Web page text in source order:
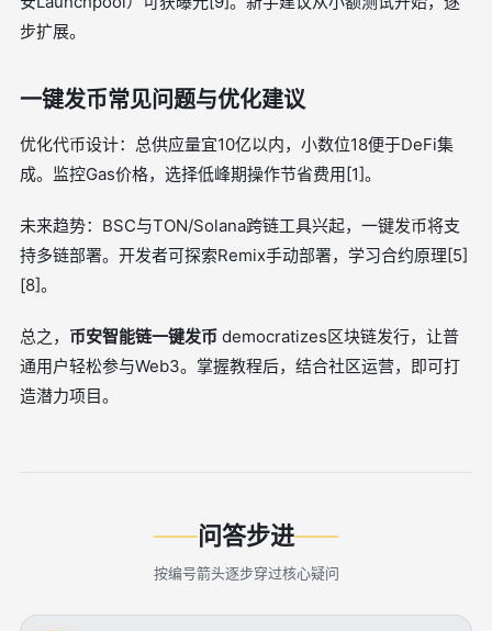
步扩展。
一键发币常见问题与优化建议
优化代币设计：总供应量宜10亿以内，小数位18便于DeFi集
成。监控Gas价格，选择低峰期操作节省费用[1]。
未来趋势：BSC与TON/Solana跨链工具兴起，一键发币将支
持多链部署。开发者可探索Remix手动部署，学习合约原理[5]
[8]。
总之， 币安智能链一键发币 democratizes区块链发行，让普
通用户轻松参与Web3。掌握教程后，结合社区运营，即可打
造潜力项目。
问答步进
按编号箭头逐步穿过核心疑问